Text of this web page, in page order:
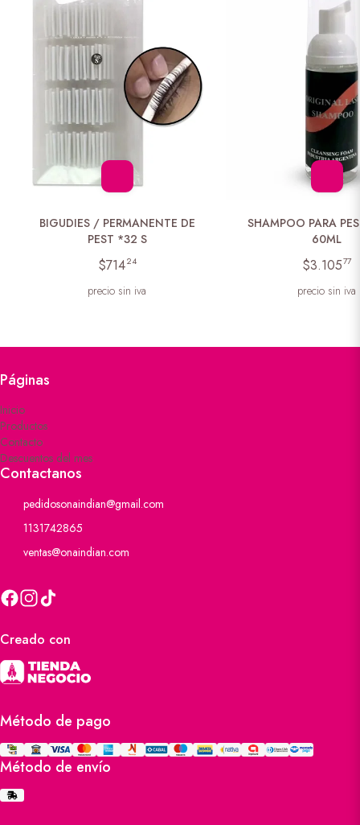
BIGUDIES / PERMANENTE DE
PEST *32 S
$71424
precio sin iva
SHAMPOO PARA
60ML
$3.10577
precio sin iva
Páginas
Inicio
Productos
Contacto
Descuentos del mes
Contactanos
pedidosonaindian@gmail.com
1131742865
ventas@onaindian.com
Creado con
Método de pago
Método de envío